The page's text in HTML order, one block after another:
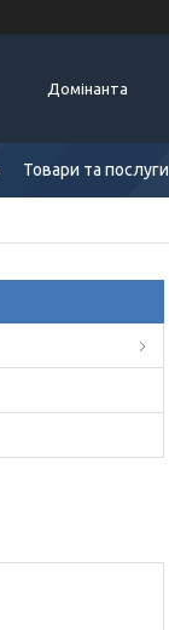
Домінанта
Товари та послуги